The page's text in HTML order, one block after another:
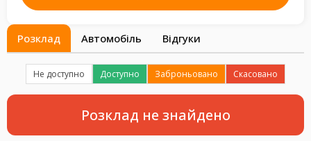
Розклад Автомобіль Відгуки
Не доступно Доступно Заброньовано Скасовано
Розклад не знайдено